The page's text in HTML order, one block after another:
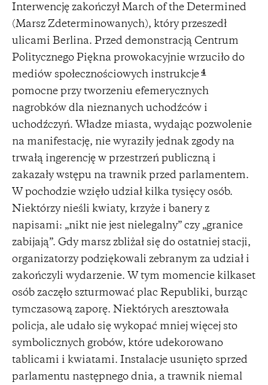
Interwencję zakończył March of the Determined
(Marsz Zdeterminowanych), który przeszedł
ulicami Berlina. Przed demonstracją Centrum
Politycznego Piękna prowokacyjnie wrzuciło do
mediów społecznościowych instrukcje 4
pomocne przy tworzeniu efemerycznych
nagrobków dla nieznanych uchodźców i
uchodźczyń. Władze miasta, wydając pozwolenie
na manifestację, nie wyraziły jednak zgody na
trwałą ingerencję w przestrzeń publiczną i
zakazały wstępu na trawnik przed parlamentem.
W pochodzie wzięło udział kilka tysięcy osób.
Niektórzy nieśli kwiaty, krzyże i banery z
napisami: „nikt nie jest nielegalny” czy „granice
zabijają”. Gdy marsz zbliżał się do ostatniej stacji,
organizatorzy podziękowali zebranym za udział i
zakończyli wydarzenie. W tym momencie kilkaset
osób zaczęło szturmować plac Republiki, burząc
tymczasową zaporę. Niektórych aresztowała
policja, ale udało się wykopać mniej więcej sto
symbolicznych grobów, które udekorowano
tablicami i kwiatami. Instalacje usunięto sprzed
parlamentu następnego dnia, a trawnik niemal